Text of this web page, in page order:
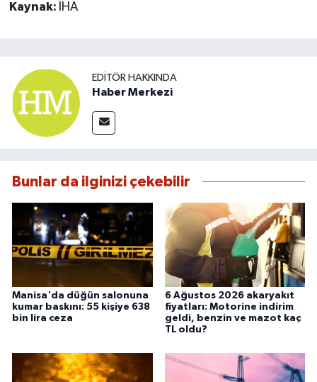
Kaynak: İHA
EDITÖR HAKKINDA
Haber Merkezi
Bunlar da ilginizi çekebilir
Manisa'da düğün salonuna
kumar baskını: 55 kişiye 638
bin lira ceza
6 Ağustos 2026 akaryakıt
fiyatları: Motorine indirim
geldi, benzin ve mazot kaç
TL oldu?